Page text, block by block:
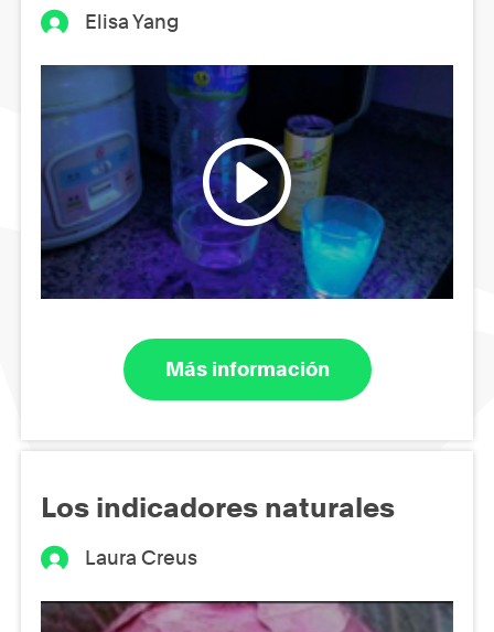
Elisa Yang
Más información
Los indicadores naturales
Laura Creus